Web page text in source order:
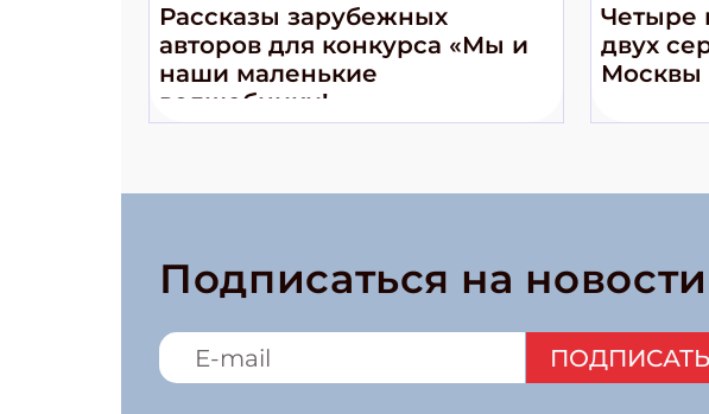
Рассказы зарубежных
авторов для конкурса «Мы и
наши маленькие
волшебники!»
Четыре
двух
Москвы
Подписаться на новости